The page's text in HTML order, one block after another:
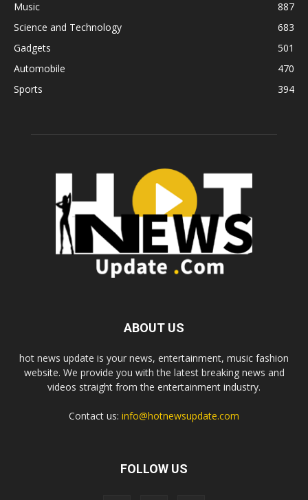
Music
887
Science and Technology
683
Gadgets
501
Automobile
470
Sports
394
ABOUT US
hot news update is your news, entertainment, music fashion
website. We provide you with the latest breaking news and
videos straight from the entertainment industry.
Contact us: info@hotnewsupdate.com
FOLLOW US